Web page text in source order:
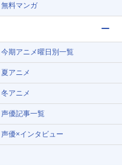
無料マンガ
今期アニメ曜日別一覧
夏アニメ
冬アニメ
声優記事一覧
声優×インタビュー